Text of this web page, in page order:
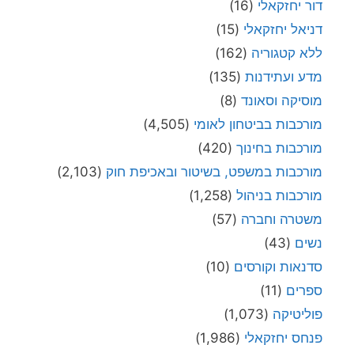
דור יחזקאלי (16)
דניאל יחזקאלי (15)
ללא קטגוריה (162)
מדע ועתידנות (135)
מוסיקה וסאונד (8)
מורכבות בביטחון לאומי (4,505)
מורכבות בחינוך (420)
מורכבות במשפט, בשיטור ובאכיפת חוק (2,103)
מורכבות בניהול (1,258)
משטרה וחברה (57)
נשים (43)
סדנאות וקורסים (10)
ספרים (11)
פוליטיקה (1,073)
פנחס יחזקאלי (1,986)